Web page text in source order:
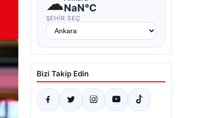
NaN°C
ŞEHIR SEÇ
Bizi Takip Edin